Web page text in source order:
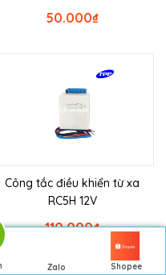
Zalo Shopee
₫
50.000
Công tắc điều khiển từ xa
RC5H 12V
₫
110.000